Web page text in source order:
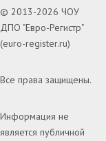
© 2013-2026 ЧОУ
ДПО "Евро-Регистр"
(euro-register.ru)
Все права защищены.
Информация не
является публичной